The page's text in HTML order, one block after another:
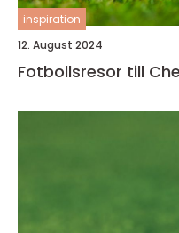
inspiration
12. August 2024
Fotbollsresor till